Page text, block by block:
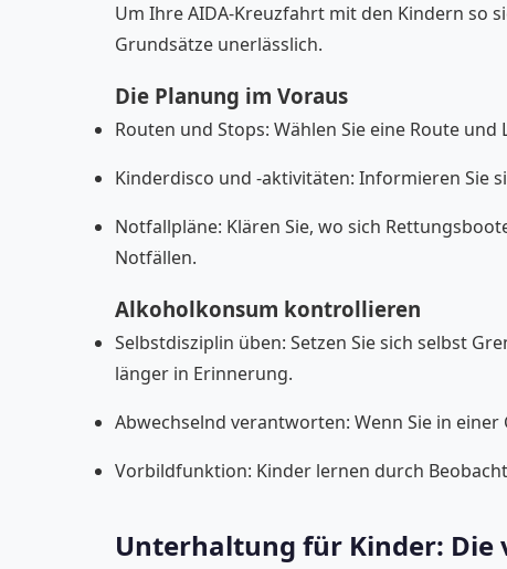
Um Ihre AIDA-Kreuzfahrt mit den Kindern so
Grundsätze unerlässlich.
Die Planung im Voraus
Routen und Stops: Wählen Sie eine Route
Kinderdisco und -aktivitäten: Informieren Sie
Notfallpläne: Klären Sie, wo sich
Notfällen.
Alkoholkonsum kontrollieren
Selbstdisziplin üben: Setzen Sie sich selbst
länger in Erinnerung.
Abwechselnd verantworten: Wenn Sie in
Vorbildfunktion: Kinder lernen durch
Unterhaltung für Kinder: Die